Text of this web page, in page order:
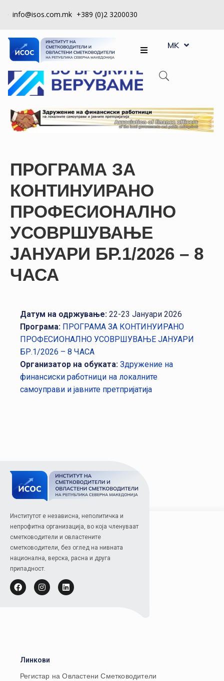
info@isos.com.mk +389 (0)2 3200030
ЗА
НАС
РЕГИСТРИ
КОНТРОЛА
КАКО
ДА
СТАНАМ
ЧЛЕН
НАСТАНИ
КОНТАКТ
НАЈАВА
АЖУРИРАЈ
ПОДАТОЦИ
MK
SQ
ПРОГРАМА ЗА
КОНТИНУИРАНО
ПРОФЕСИОНАЛНО
УСОВРШУВАЊЕ
ЈАНУАРИ БР.1/2026 – 8
ЧАСА
Датум на одржување: 22-23 Јануари 2026
Програма: ПРОГРАМА ЗА КОНТИНУИРАНО
ПРОФЕСИОНАЛНО УСОВРШУВАЊЕ ЈАНУАРИ
БР.1/2026 – 8 ЧАСА
Организатор на обуката: Здружение на
финансиски работници на локалните
самоуправи и јавните претпријатија
Институтот е независна, неполитичка и
непрофитна организација, во која членуваат
сметководители и овластените
сметководители, без оглед на нивната
национална, верска, расна и друга
припадност.
Линкови
Регистар на Овластени Сметководители